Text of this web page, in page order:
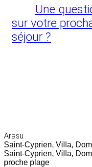
Une
sur votre
séjour ?
Arasu
Saint-Cyprien, Villa,
Saint-Cyprien, Villa,
proche plage